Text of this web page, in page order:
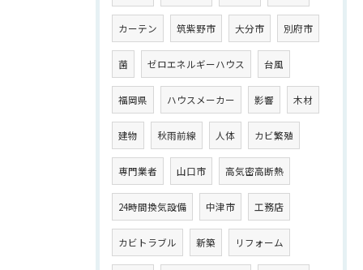
カーテン 筑紫野市 大分市 別府市
菌 ゼロエネルギーハウス 台風
福岡県 ハウスメーカー 影響 木材
建物 秋雨前線 人体 カビ繁殖
専門業者 山口市 高気密高断熱
24時間換気設備 中津市 工務店
カビトラブル 新築 リフォーム